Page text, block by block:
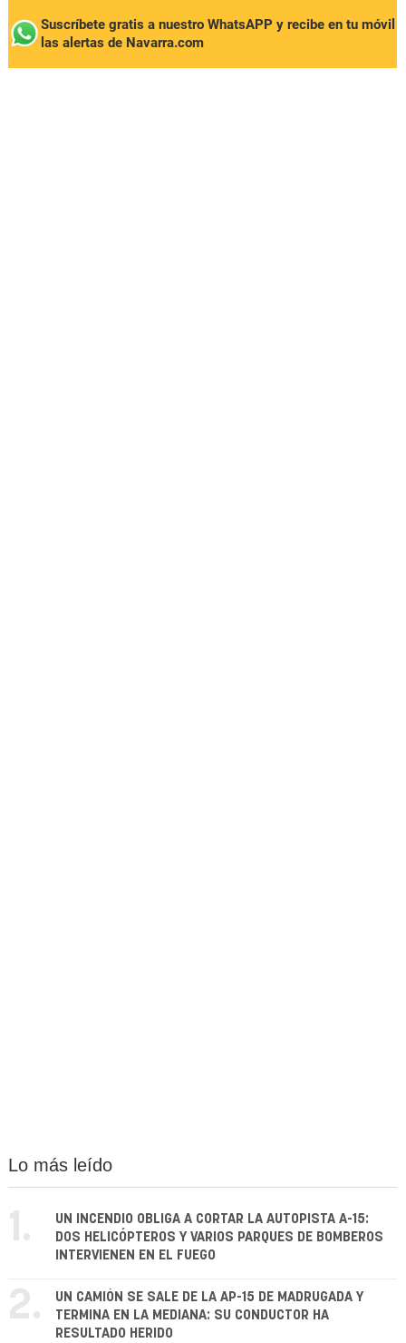
Suscríbete gratis a nuestro WhatsAPP y recibe en tu móvil
las alertas de Navarra.com
Lo más leído
1.
UN INCENDIO OBLIGA A CORTAR LA AUTOPISTA A-15:
DOS HELICÓPTEROS Y VARIOS PARQUES DE BOMBEROS
INTERVIENEN EN EL FUEGO
2.
UN CAMIÓN SE SALE DE LA AP-15 DE MADRUGADA Y
TERMINA EN LA MEDIANA: SU CONDUCTOR HA
RESULTADO HERIDO